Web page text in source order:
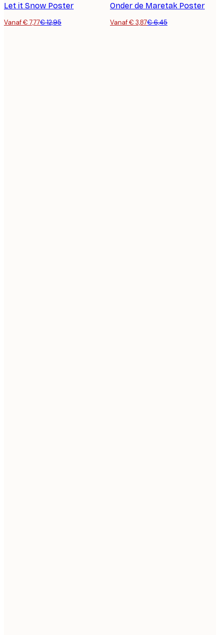
Let it Snow Poster
Vanaf € 7,77€ 12,95
Onder de Maretak Poster
Vanaf € 3,87€ 6,45